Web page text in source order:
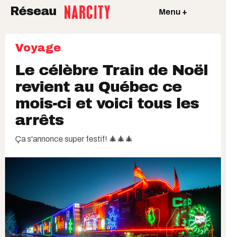
Réseau Menu +
Voyage
Le célèbre Train de Noël
revient au Québec ce
mois-ci et voici tous les
arrêts
Ça s'annonce super festif! 🎄🎄🎄